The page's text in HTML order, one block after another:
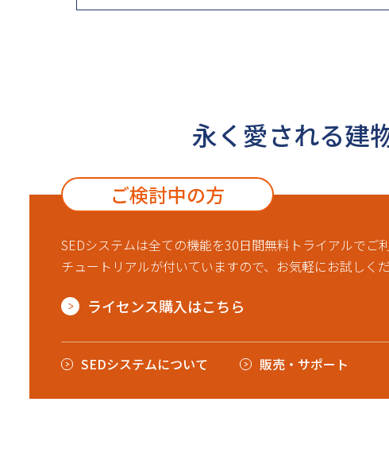
永く愛される建
ご検討中の方
SEDシステムは全ての機能を30日間無料トライアルでご
チュートリアルが付いていますので、お気軽にお試しく
ライセンス購入はこちら
SEDシステムについて 販売・サポート